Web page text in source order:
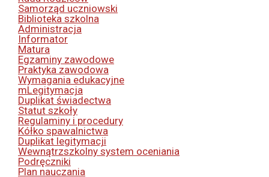
Samorząd uczniowski
Biblioteka szkolna
Administracja
Informator
Matura
Egzaminy zawodowe
Praktyka zawodowa
Wymagania edukacyjne
mLegitymacja
Duplikat świadectwa
Statut szkoły
Regulaminy i procedury
Kółko spawalnictwa
Duplikat legitymacji
Wewnątrzszkolny system oceniania
Podręczniki
Plan nauczania